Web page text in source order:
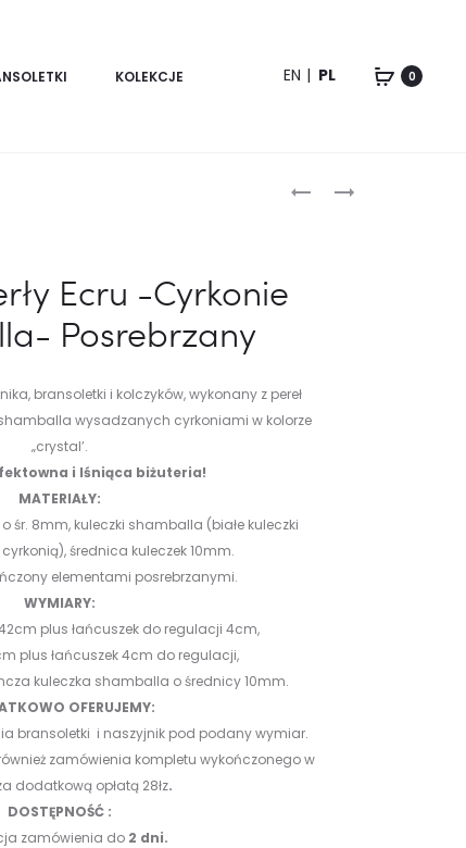
KOLEKCJE 0
EN PL
Product
KOMPLET
BRANSOLETKA
Ecru -Cyrkonie
Posrebrzany
bransoletki i kolczyków, wykonany z pereł
wysadzanych cyrkoniami w kolorze
„crystal’.
i lśniąca biżuteria!
MATERIAŁY:
o śr. 8mm, kuleczki shamballa (białe kuleczki
średnica kuleczek 10mm.
elementami posrebrzanymi.
WYMIARY:
plus łańcuszek do regulacji 4cm,
plus łańcuszek 4cm do regulacji,
kuleczka shamballa o średnicy 10mm.
OFERUJEMY:
bransoletki i naszyjnik pod podany wymiar.
zamówienia kompletu wykończonego w
dodatkową opłatą 28łz.
DOSTĘPNOŚĆ :
zamówienia do 2 dni.